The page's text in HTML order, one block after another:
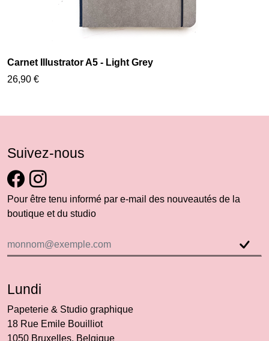
Carnet Illustrator A5 - Light Grey
26,90 €
Suivez-nous
Pour être tenu informé par e-mail des nouveautés de la
boutique et du studio
Lundi
Papeterie & Studio graphique
18 Rue Emile Bouilliot
1050 Bruxelles, Belgique